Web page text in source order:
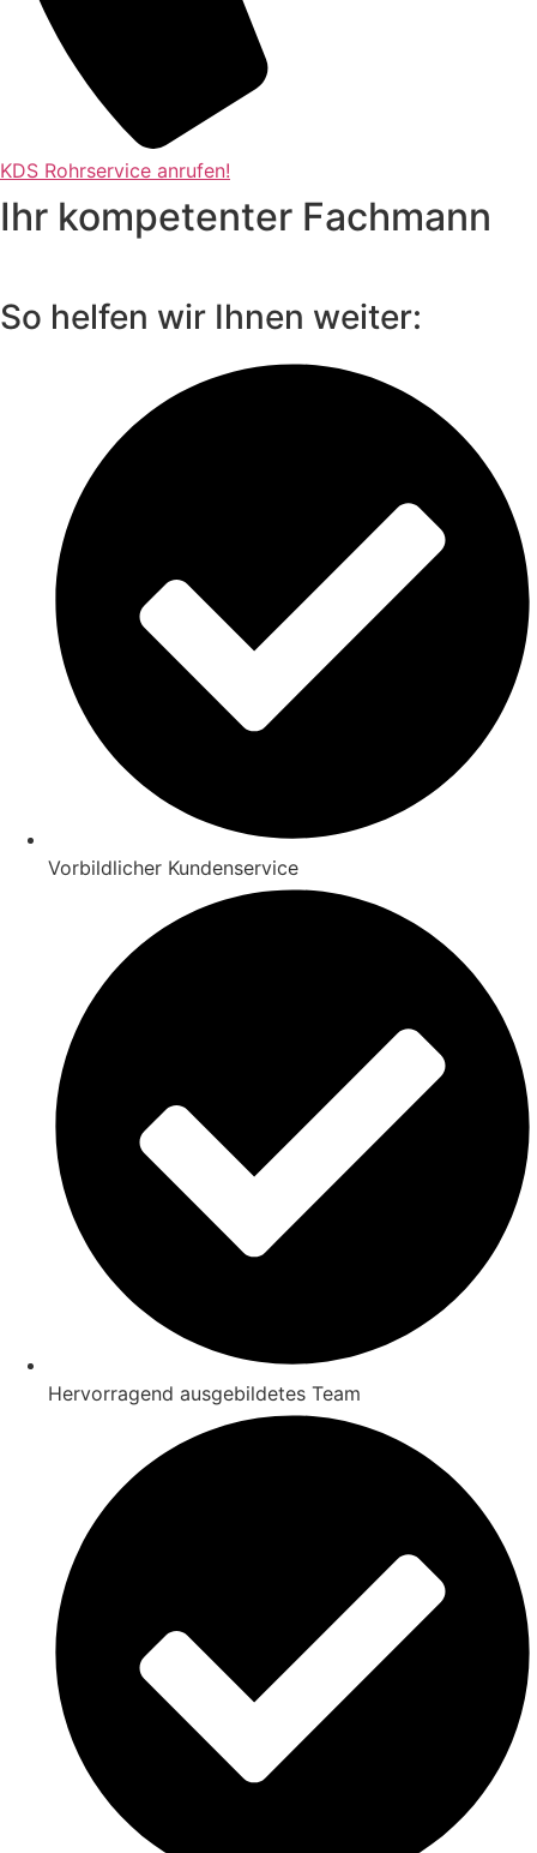
KDS Rohrservice anrufen!
Ihr kompetenter Fachmann
So helfen wir Ihnen weiter:
Vorbildlicher Kundenservice
Hervorragend ausgebildetes Team